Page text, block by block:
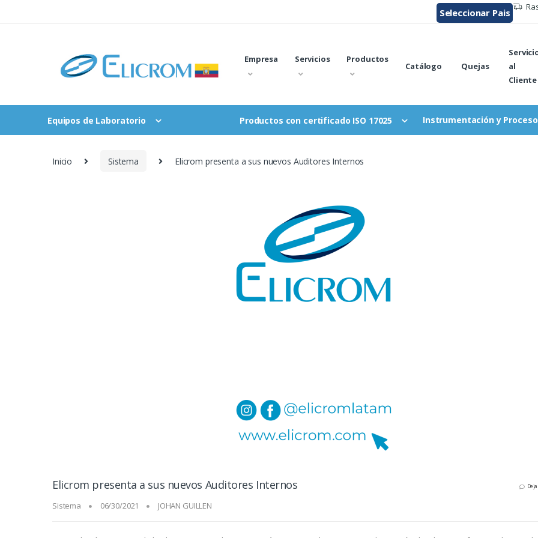
al
Seleccionar Pais
Empresa Servicios Productos
Catálogo Quejas
al
Cliente
Equipos de Laboratorio Productos con certificado ISO 17025 Instrumentación y
Inicio Sistema Elicrom presenta a sus nuevos Auditores Internos
Elicrom presenta a sus nuevos Auditores Internos
Sistema 06/30/2021 JOHAN GUILLEN